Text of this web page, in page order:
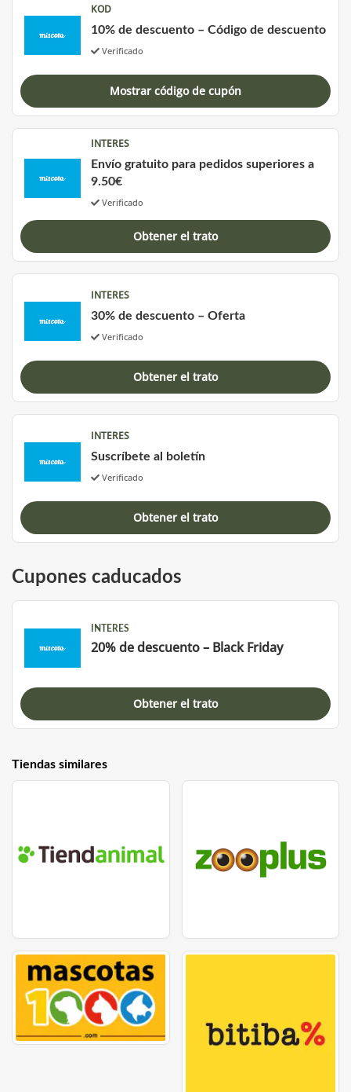
KOD
10% de descuento – Código de descuento
Verificado
Mostrar código de cupón
INTERES
Envío gratuito para pedidos superiores a
9.50€
Verificado
Obtener el trato
INTERES
30% de descuento – Oferta
Verificado
Obtener el trato
INTERES
Suscríbete al boletín
Verificado
Obtener el trato
Cupones caducados
INTERES
20% de descuento – Black Friday
Obtener el trato
Tiendas similares